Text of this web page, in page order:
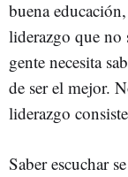
buena
liderazgo que no
gente necesita
de ser el mejor.
liderazgo
Saber escuchar